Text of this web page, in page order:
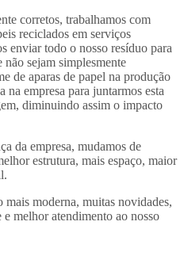
corretos, trabalhamos com
reciclados em serviços
enviar todo o nosso resíduo para
não sejam simplesmente
de aparas de papel na produção
na empresa para juntarmos esta
diminuindo assim o impacto
da empresa, mudamos de
estrutura, mais espaço, maior
moderna, muitas novidades,
melhor atendimento ao nosso